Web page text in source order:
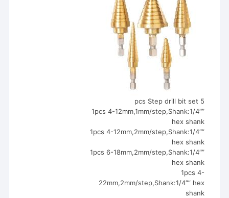
5 pcs Step drill bit set
1pcs 4-12mm,1mm/step,Shank:1/4″”
hex shank
1pcs 4-12mm,2mm/step,Shank:1/4″”
hex shank
1pcs 6-18mm,2mm/step,Shank:1/4″”
hex shank
1pcs 4-
22mm,2mm/step,Shank:1/4″” hex
shank